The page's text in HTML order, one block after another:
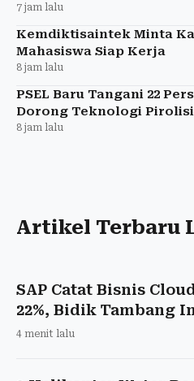
7 jam lalu
Kemdiktisaintek Minta
Mahasiswa Siap Kerja
8 jam lalu
PSEL Baru Tangani 22
Dorong Teknologi
8 jam lalu
Artikel Terbaru
SAP Catat Bisnis
22%, Bidik Tambang
4 menit lalu